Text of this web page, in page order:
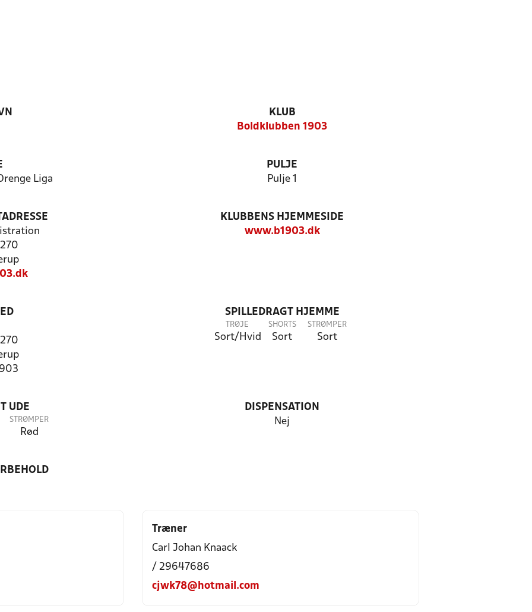
KLUB
Boldklubben 1903
Liga
PULJE
Pulje 1
KLUBBENS HJEMMESIDE
www.b1903.dk
SPILLEDRAGT HJEMME
TRØJE
Sort/Hvid
SHORTS
Sort
STRØMPER
Sort
UDE
STRØMPER
Rød
DISPENSATION
Nej
Træner
Carl Johan Knaack
/ 29647686
cjwk78@hotmail.com